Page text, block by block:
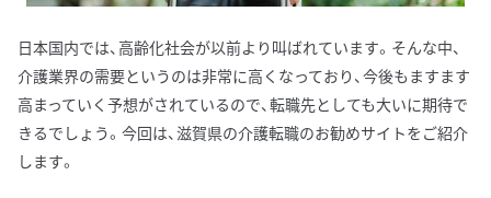
日本国内では、高齢化社会が以前より叫ばれています。そんな中、
介護業界の需要というのは非常に高くなっており、今後もますます
高まっていく予想がされているので、転職先としても大いに期待で
きるでしょう。今回は、滋賀県の介護転職のお勧めサイトをご紹介
します。